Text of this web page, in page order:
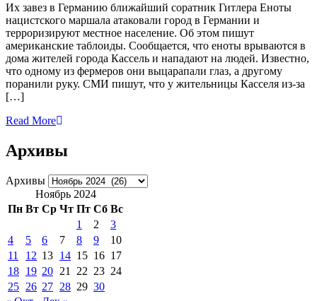
Их завез в Германию ближайший соратник Гитлера Еноты
нацистского маршала атаковали город в Германии и
терроризируют местное население. Об этом пишут
американские таблоиды. Сообщается, что еноты врываются в
дома жителей города Кассель и нападают на людей. Известно,
что одному из фермеров они выцарапали глаз, а другому
поранили руку. СМИ пишут, что у жительницы Касселя из-за
[…]
Read More
Архивы
Архивы
Ноябрь 2024
Пн Вт Ср Чт Пт Сб Вс
1
2
3
4
5 6 7 8 9
10
11
12 13 14 15 16 17
18 19 20 21 22 23 24
25 26 27 28 29 30